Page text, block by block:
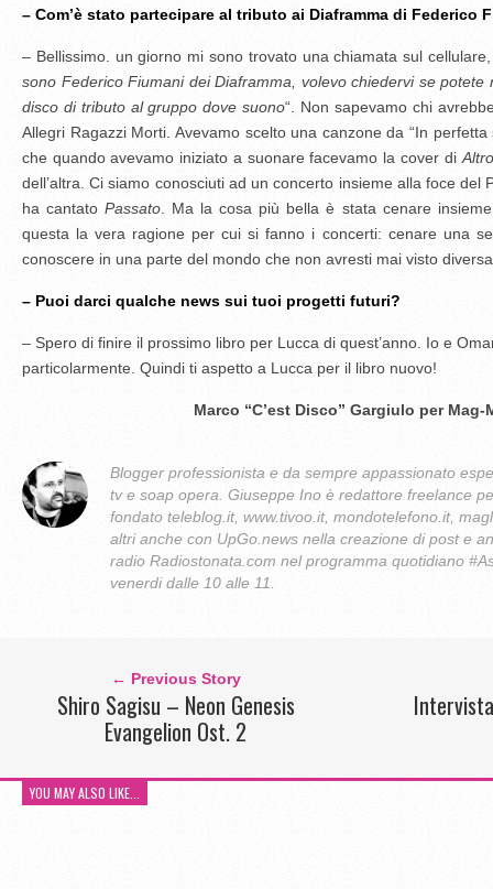
– Com’è stato partecipare al tributo ai Diaframma di Federico
– Bellissimo. un giorno mi sono trovato una chiamata sul
sono Federico Fiumani dei Diaframma, volevo chiedervi se
disco di tributo al gruppo dove suono“. Non sapevamo chi
Allegri Ragazzi Morti. Avevamo scelto una canzone da “In
che quando avevamo iniziato a suonare facevamo la cover di
dell’altra. Ci siamo conosciuti ad un concerto insieme alla foce del
ha cantatoPassato . Ma la cosa più bella è stata cenare
questa la vera ragione per cui si fanno i concerti: cenare una
conoscere in una parte del mondo che non avresti mai visto
– Puoi darci qualche news sui tuoi progetti futuri?
– Spero di finire il prossimo libro per Lucca di quest’anno. Io e
particolarmente. Quindi ti aspetto a Lucca per il libro nuovo!
Marco “C’est Disco” Gargiulo per Mag-
Blogger professionista e da sempre appassionato
tv e soap opera. Giuseppe Ino è redattore freelance
fondato teleblog.it, www.tivoo.it, mondotelefono.it,
altri anche con UpGo.news nella creazione di post e
radio Radiostonata.com nel programma quotidiano
venerdi dalle 10 alle 11.
← Previous Story
Shiro Sagisu – Neon Genesis
Evangelion Ost. 2
YOU MAY ALSO LIKE...